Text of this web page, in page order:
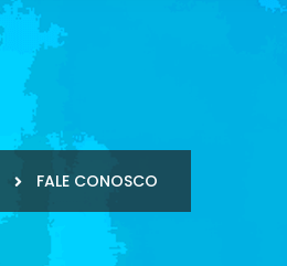
FALE CONOSCO